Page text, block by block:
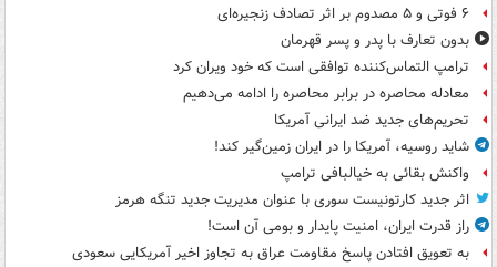
۶ فوتی و ۵ مصدوم بر اثر تصادف زنجیره‌ای
بدون تعارف با پدر و پسر قهرمان
ترامپ التماس‌کننده توافقی است که خود ویران کرد
معادله محاصره در برابر محاصره را ادامه می‌دهیم
تحریم‌های جدید ضد ایرانی آمریکا
شاید روسیه، آمریکا را در ایران زمین‌گیر کند!
واکنش بقائی به خیالبافی ترامپ
اثر جدید کارتونیست سوری با عنوان مدیریت جدید تنگه هرمز
راز قدرت ایران، امنیت پایدار و بومی آن است!
به تعویق افتادن پاسخ مقاومت عراق به تجاوز اخیر آمریکایی سعودی